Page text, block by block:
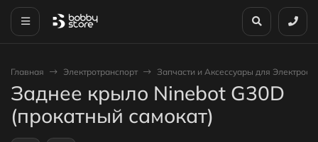
Главная Электротранспорт Запчасти и Аксессуары для
Заднее крыло Ninebot G30D
(прокатный самокат)